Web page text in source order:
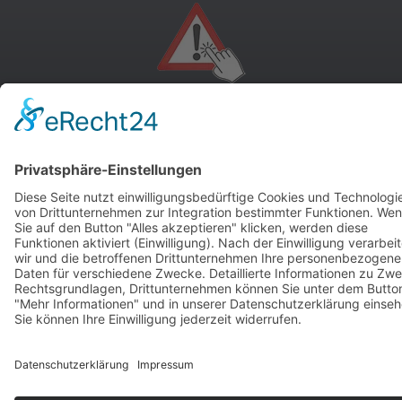
Modellautos: Non-Opel
andere.hahlmodelle.de opelmodellforum.de
Job: Werbeagentur Privat: Fotografie